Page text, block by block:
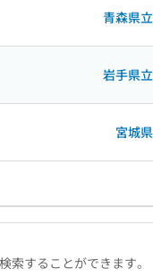
青森県
岩手県
宮城
索することができます。